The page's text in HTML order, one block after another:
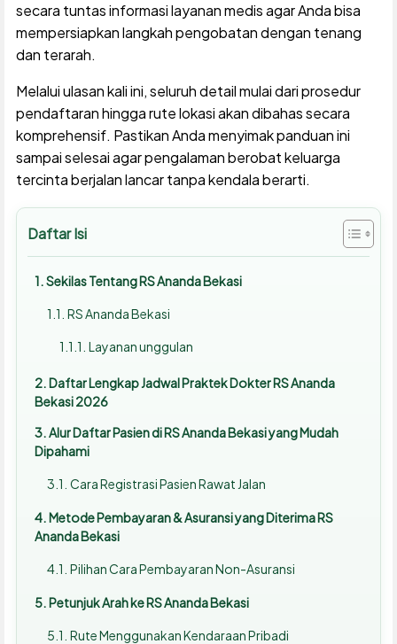
secara tuntas informasi layanan medis agar Anda bisa
mempersiapkan langkah pengobatan dengan tenang
dan terarah.
Melalui ulasan kali ini, seluruh detail mulai dari prosedur
pendaftaran hingga rute lokasi akan dibahas secara
komprehensif. Pastikan Anda menyimak panduan ini
sampai selesai agar pengalaman berobat keluarga
tercinta berjalan lancar tanpa kendala berarti.
Daftar Isi
Sekilas Tentang RS Ananda Bekasi
RS Ananda Bekasi
Layanan unggulan
Daftar Lengkap Jadwal Praktek Dokter RS Ananda
Bekasi 2026
Alur Daftar Pasien di RS Ananda Bekasi yang Mudah
Dipahami
Cara Registrasi Pasien Rawat Jalan
Metode Pembayaran & Asuransi yang Diterima RS
Ananda Bekasi
Pilihan Cara Pembayaran Non-Asuransi
Petunjuk Arah ke RS Ananda Bekasi
Rute Menggunakan Kendaraan Pribadi